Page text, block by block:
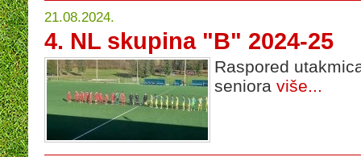
21.08.2024.
4. NL skupina "B" 2024-25
Raspored
seniora više...